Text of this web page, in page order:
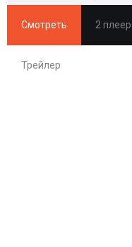
Смотреть 2 плеер
Трейлер